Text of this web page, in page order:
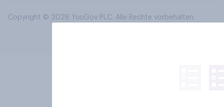
Copyright © 2026 YouGov PLC. Alle Rechte vorbehalten.